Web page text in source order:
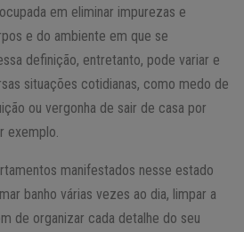
em eliminar impurezas e
e do ambiente em que se
definição, entretanto, pode variar e
situações cotidianas, como medo de
ou vergonha de sair de casa por
exemplo.
manifestados nesse estado
banho várias vezes ao dia, limpar a
de organizar cada detalhe do seu